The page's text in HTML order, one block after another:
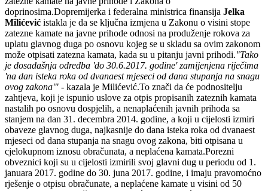
doprinosima.Dopremijerka i federalna ministrica finansija Jelka
Milićević istakla je da se ključna izmjena u Zakonu o visini stope
zatezne kamate na javne prihode odnosi na produženje rokova za
uplatu glavnog duga po osnovu kojeg se u skladu sa ovim zakonom
može otpisati zatezna kamata, kada su u pitanju javni prihodi."Tako
je dosadašnja odredba 'do 30.6.2017. godine' zamijenjena riječima
'na dan isteka roka od dvanaest mjeseci od dana stupanja na snagu
ovog zakona'" - kazala je Milićević.To znači da će podnositelju
zahtjeva, koji je ispunio uslove za otpis propisanih zateznih kamata
nastalih po osnovu dospjelih, a nenaplaćenih javnih prihoda sa
stanjem na dan 31. decembra 2014. godine, a koji u cijelosti izmiri
obaveze glavnog duga, najkasnije do dana isteka roka od dvanaest
mjeseci od dana stupanja na snagu ovog zakona, biti otpisana u
cjelokupnom iznosu obračunata, a neplaćena kamata.Porezni
obveznici koji su u cijelosti izmirili svoj glavni dug u periodu od 1.
januara 2017. godine do 30. juna 2017. godine, i imaju pravomoćno
rješenje o otpisu obračunate, a neplaćene kamate u visini od 50